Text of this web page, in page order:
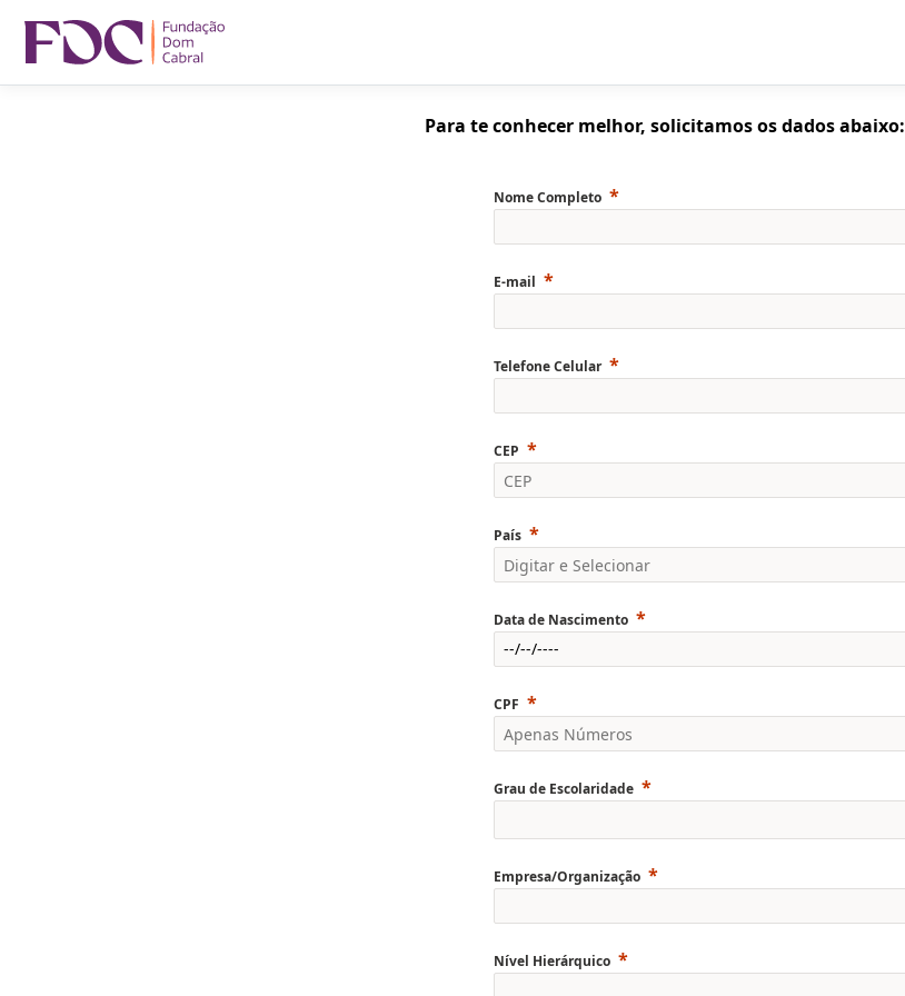
Para te conhecer melhor, solicitamos os dados abaixo:
Nome Completo
E-mail
Telefone Celular
CEP
País
Data de Nascimento
CPF
Grau de Escolaridade
Empresa/Organização
Nível Hierárquico